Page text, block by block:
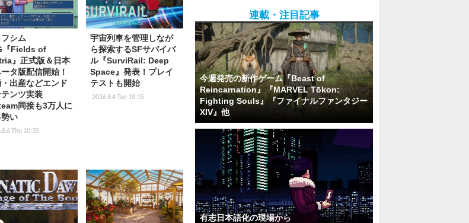
シム
『Fields of
』正式版＆日本
タ版配信開始！
出産などエンド
テンツ実装
同接も3万人に
い
Thu 10:35
宇宙列車を管理しなが
ら探索するSFサバイバ
ル『SurviRail: Deep
Space』発表！プレイ
テストも開始
2026.8.4 Tue 18:15
連載・注目記事
今週発売の新作ゲーム『Beast of
Reincarnation』『MARVEL Tōkon:
Fighting Souls』『ファイナルファンタジー
XIV』他
有志日本語化の現場から